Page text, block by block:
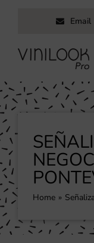
contenido
Email
Inicio
Servicios
Productos
Trabajos
Nosotros
BlogHome